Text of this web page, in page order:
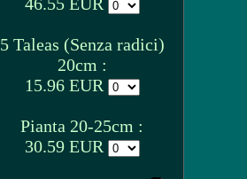
5 Taleas (Senza radici)
20cm :
15.96 EUR
Pianta 20-25cm :
30.59 EUR